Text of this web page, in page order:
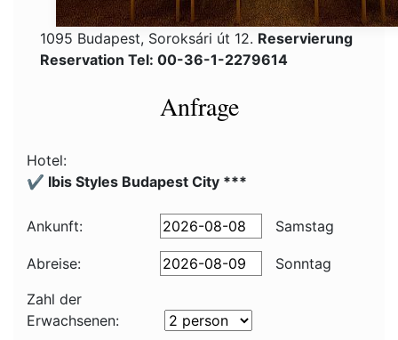
1095 Budapest, Soroksári út 12. Reservierung
Reservation Tel: 00-36-1-2279614
Anfrage
Hotel:
✔️ Ibis Styles Budapest City ***
Ankunft: Samstag
Abreise:
Sonntag
Zahl der
Erwachsenen: